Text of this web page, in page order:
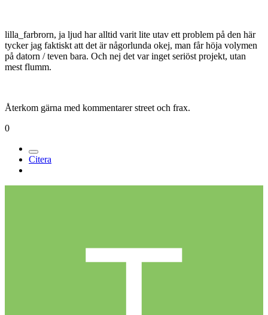
lilla_farbrorn, ja ljud har alltid varit lite utav ett problem på den här
tycker jag faktiskt att det är någorlunda okej, man får höja volymen
på datorn / teven bara. Och nej det var inget seriöst projekt, utan
mest flumm.
Återkom gärna med kommentarer street och frax.
0
Citera